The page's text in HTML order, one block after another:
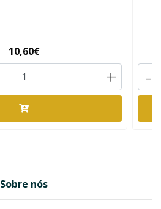
10,60€
+ -
Sobre nós